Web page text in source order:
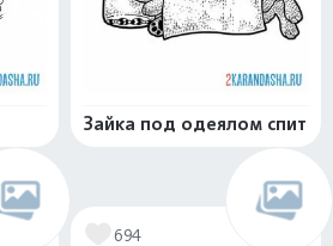
Зайка под одеялом спит
694